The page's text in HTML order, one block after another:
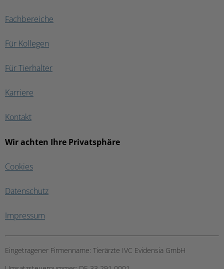
Fachbereiche
Für Kollegen
Für Tierhalter
Karriere
Kontakt
Wir achten Ihre Privatsphäre
Cookies
Datenschutz
Impressum
Eingetragener Firmenname: Tierärzte IVC Evidensia GmbH